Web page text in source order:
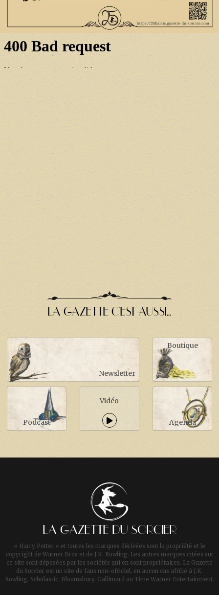
LA GAZETTE C'EST AUSSI...
Newsletter
Boutique
Podcast
Vidéo
Agenda
LA GAZETTE DU SORCIER
« Harry Potter » et toutes les marques dérivées sont la propriété et le
copyright de Warner Bros et de J.K. Rowling. Les autres marques citées sur
ce site sont déposées par les sociétés qui en sont propriétaires. La Gazette
du Sorcier est un site de fans non-officiel, en aucun cas affilié à J.K.
Rowling, Scholastic, Bloomsbury, Gallimard ou Time Warner Entertainment.